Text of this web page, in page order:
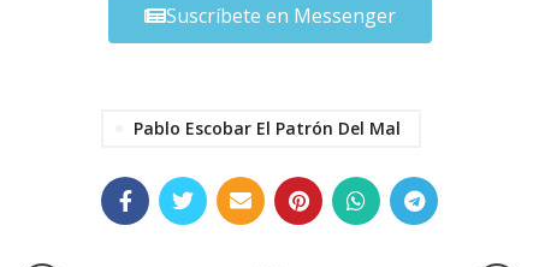
Suscríbete en Messenger
Pablo Escobar El Patrón Del Mal